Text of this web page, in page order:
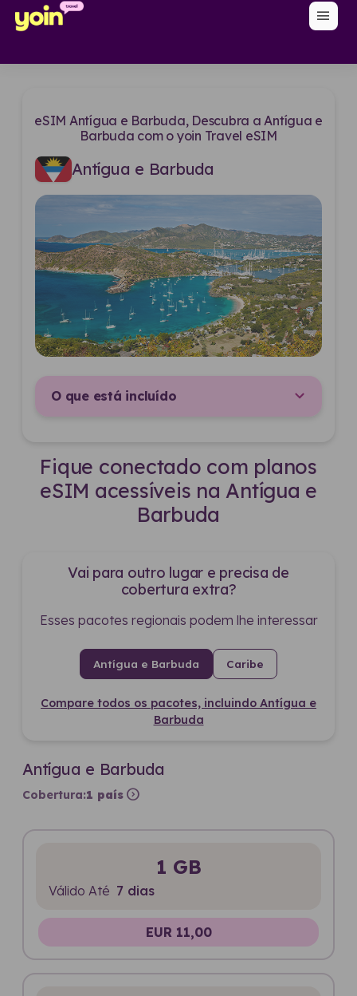
menu
eSIM Antígua e Barbuda, Descubra a Antígua e
Barbuda com o yoin Travel eSIM
Antígua e Barbuda
O que está incluído
Fique conectado com planos
eSIM acessíveis na Antígua e
Barbuda
Vai para outro lugar e precisa de
cobertura extra?
Esses pacotes regionais podem lhe interessar
Antígua e Barbuda Caribe
Compare todos os pacotes, incluindo Antígua e
Barbuda
Antígua e Barbuda
Cobertura:1 país expand_circle_right
1 GB
Válido Até 7 dias
EUR 11,00